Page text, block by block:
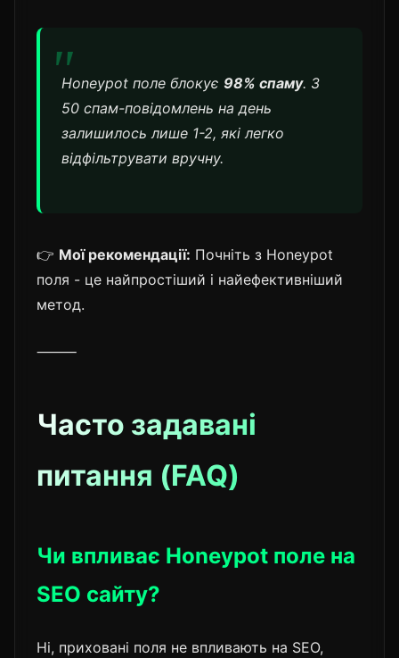
Honeypot поле блокує 98% спаму. З
50 спам-повідомлень на день
залишилось лише 1-2, які легко
відфільтрувати вручну.
👉 Мої рекомендації: Почніть з Honeypot
поля - це найпростіший і найефективніший
метод.
⸻
Часто задавані
питання (FAQ)
Чи впливає Honeypot поле на
SEO сайту?
Ні, приховані поля не впливають на SEO,